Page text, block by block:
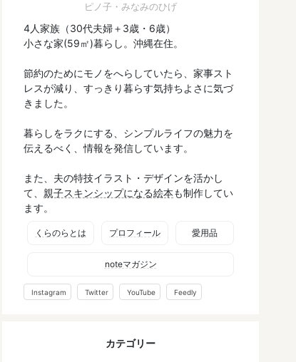
ピノ子・みなみのひげ
4人家族（30代夫婦＋3歳・6歳）
小さな家(59㎡)暮らし。沖縄在住。
節約のためにモノをへらしていたら、家事スト
レスが減り、すっきり暮らす気持ちよさに気づ
きました。
暮らしをラクにする、シンプルライフの魅力を
伝えるべく、情報を発信しています。
また、夫の特技イラスト・デザインを活かし
て、 親子スキンシップになる絵本も制作してい
ます。
くらのらとは プロフィール 愛用品
noteマガジン
Instagram Twitter YouTube Feedly
カテゴリー